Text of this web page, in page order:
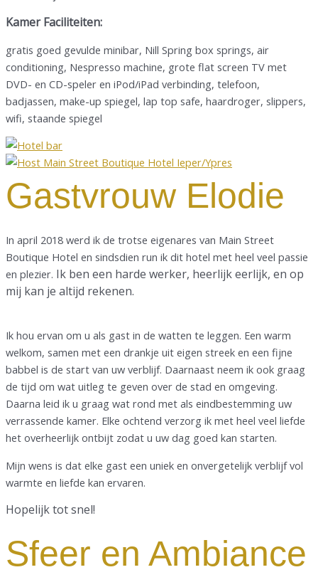
Kamer Faciliteiten:
gratis goed gevulde minibar, Nill Spring box springs, air
conditioning, Nespresso machine, grote flat screen TV met
DVD- en CD-speler en iPod/iPad verbinding, telefoon,
badjassen, make-up spiegel, lap top safe, haardroger, slippers,
wifi, staande spiegel
Gastvrouw Elodie
In april 2018 werd ik de trotse eigenares van Main Street
Boutique Hotel en sindsdien run ik dit hotel met heel veel passie
en plezier. Ik ben een harde werker, heerlijk eerlijk, en op
mij kan je altijd rekenen.
Ik hou ervan om u als gast in de watten te leggen. Een warm
welkom, samen met een drankje uit eigen streek en een fijne
babbel is de start van uw verblijf. Daarnaast neem ik ook graag
de tijd om wat uitleg te geven over de stad en omgeving.
Daarna leid ik u graag wat rond met als eindbestemming uw
verrassende kamer. Elke ochtend verzorg ik met heel veel liefde
het overheerlijk ontbijt zodat u uw dag goed kan starten.
Mijn wens is dat elke gast een uniek en onvergetelijk verblijf vol
warmte en liefde kan ervaren.
Hopelijk tot snel!
Sfeer en Ambiance